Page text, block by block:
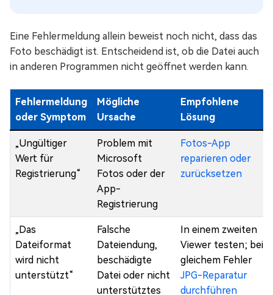
Eine Fehlermeldung allein beweist noch nicht, dass das
Foto beschädigt ist. Entscheidend ist, ob die Datei auch
in anderen Programmen nicht geöffnet werden kann.
Fehlermeldung
oder Symptom
Mögliche
Ursache
Empfohlene
Lösung
„Ungültiger
Wert für
Registrierung“
Problem mit
Microsoft
Fotos oder der
App-
Registrierung
Fotos-App
reparieren oder
zurücksetzen
„Das
Dateiformat
wird nicht
unterstützt“
Falsche
Dateiendung,
beschädigte
Datei oder nicht
unterstütztes
In einem zweiten
Viewer testen; bei
gleichem Fehler
JPG-Reparatur
durchführen